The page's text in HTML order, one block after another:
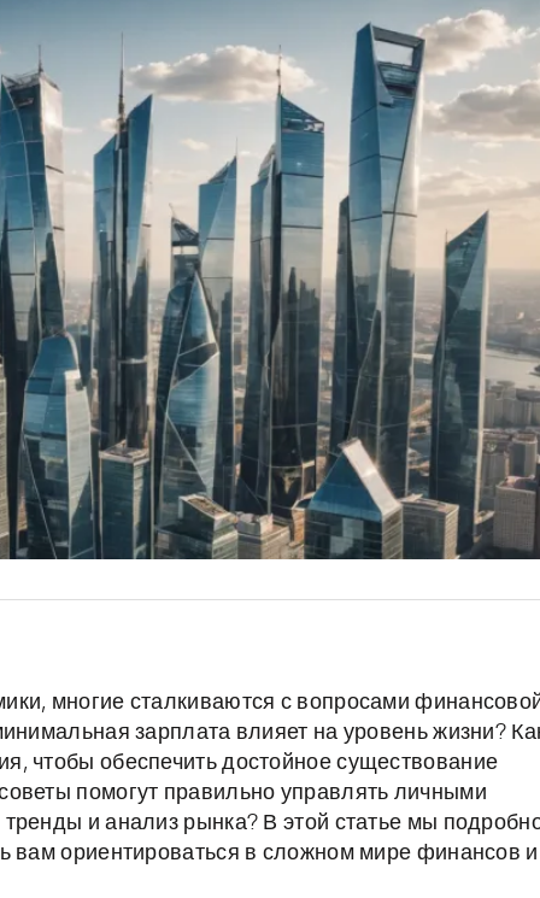
многие сталкиваются с вопросами
зарплата влияет на уровень жизни?
чтобы обеспечить достойное существование
помогут правильно управлять личными
и анализ рынка? В этой статье мы
вам ориентироваться в сложном мире финансов и